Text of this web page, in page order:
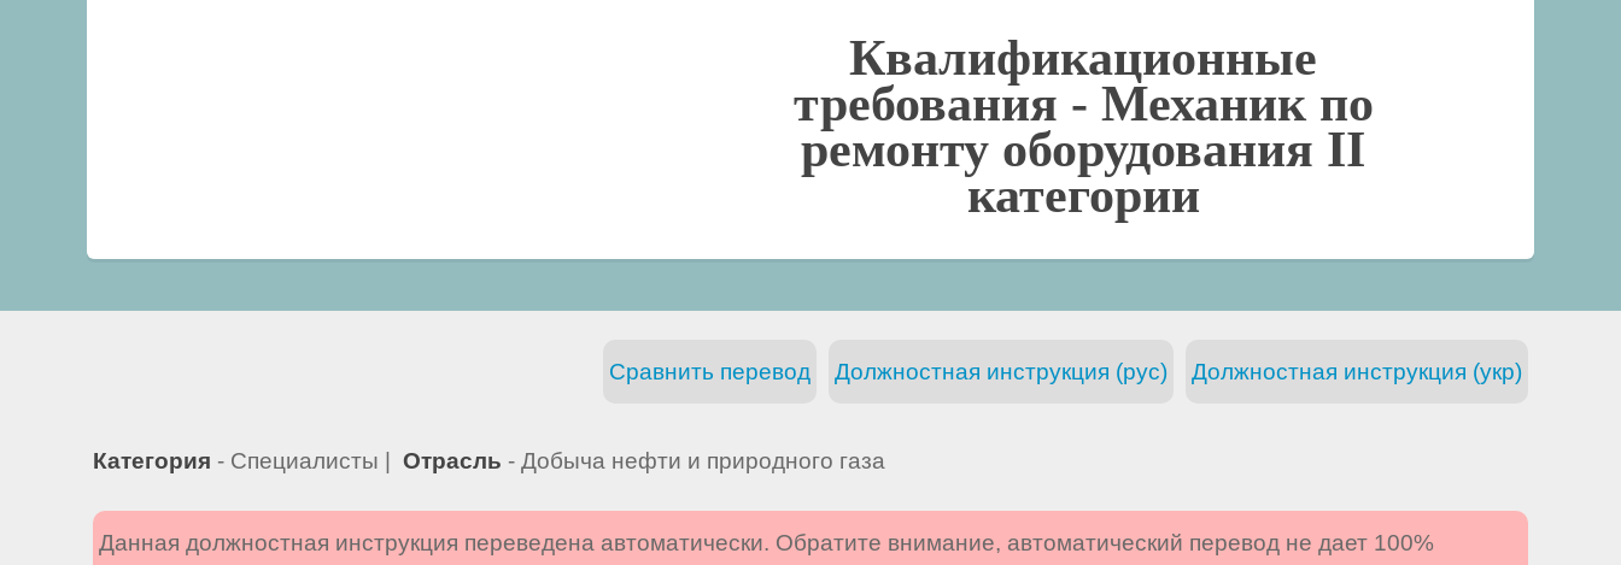
Квалификационные
требования - Механик по
ремонту оборудования II
категории
Должностная инструкция (укр)
Должностная инструкция (рус)
Сравнить перевод
Категория - Специалисты | Отрасль - Добыча нефти и природного газа
Данная должностная инструкция переведена автоматически. Обратите внимание, автоматический перевод не дает 100%